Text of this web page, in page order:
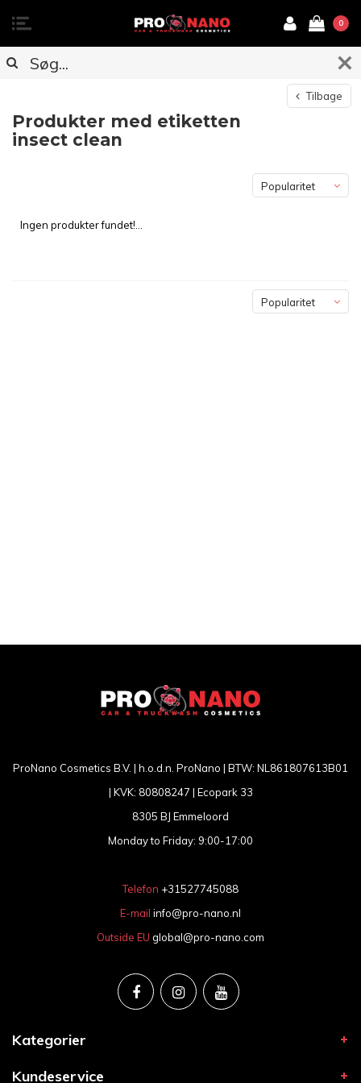
0
Tilbage
Produkter med etiketten
insect clean
Popularitet
Ingen produkter fundet!...
Popularitet
ProNano Cosmetics B.V. | h.o.d.n. ProNano | BTW: NL861807613B01
| KVK: 80808247 | Ecopark 33
8305 BJ Emmeloord
Monday to Friday: 9:00-17:00
Telefon +31527745088
E-mail info@pro-nano.nl
Outside EU global@pro-nano.com
Kategorier
Kundeservice